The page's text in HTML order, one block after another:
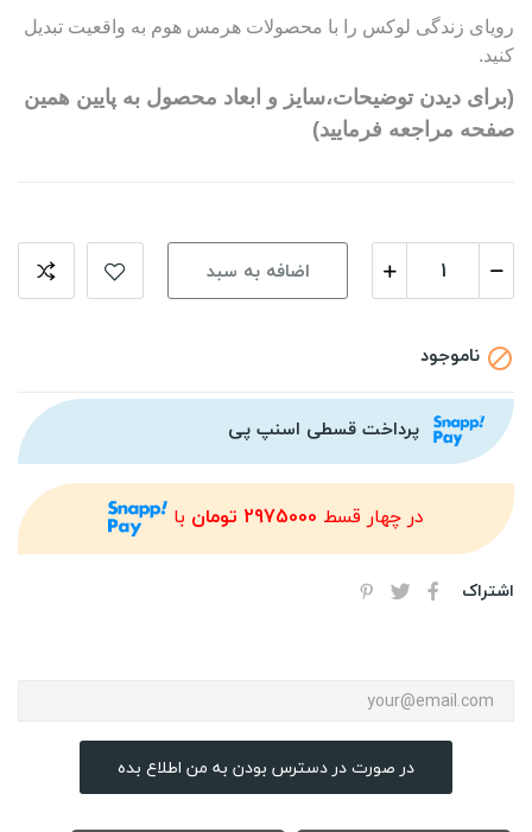
رویای زندگی لوکس را با محصولات هرمس هوم به واقعیت تبدیل
کنید.
(برای دیدن توضیحات،سایز و ابعاد محصول به پایین همین
صفحه مراجعه فرمایید)
اضافه به سبد
 ناموجود
پرداخت قسطی اسنپ پی
در چهار قسط 2975000 تومان با
اشتراک
در صورت در دسترس بودن به من اطلاع بده